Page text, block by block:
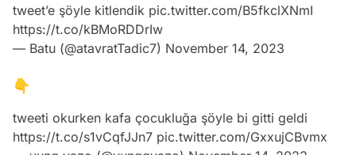
tweet’e şöyle kitlendik pic.twitter.com/B5fkclXNmI
https://t.co/kBMoRDDrIw
— Batu (@atavratTadic7) November 14, 2023
👇
tweeti okurken kafa çocukluğa şöyle bi gitti geldi
https://t.co/s1vCqfJJn7 pic.twitter.com/GxxujCBvmx